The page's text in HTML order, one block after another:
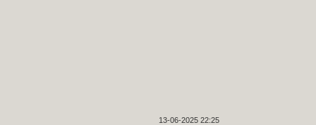
13-06-2025 22:25